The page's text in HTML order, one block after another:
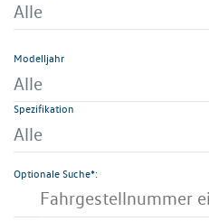
Alle
Modelljahr
Alle
Spezifikation
Alle
Optionale Suche*: